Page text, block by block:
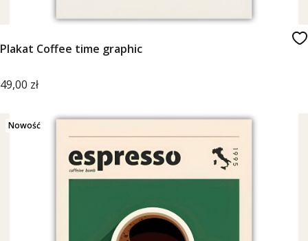
Plakat Coffee time graphic
Cena
49,00 zł
Nowość